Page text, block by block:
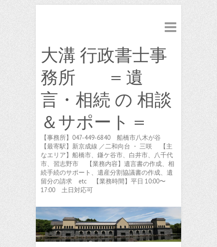
大溝 行政書士事
務所 = 遺
言・相続 の 相談
＆サポート =
【事務所】047-449-6840 船橋市八木が谷
【最寄駅】新京成線 ／二和向台 ・ 三咲 【主
なエリア】船橋市、鎌ケ谷市、白井市、八千代
市、習志野市 【業務内容】遺言書の作成、相
続手続のサポート、遺産分割協議書の作成、遺
留分の請求 etc 【業務時間】平日 10:00〜
17:00 土日対応可